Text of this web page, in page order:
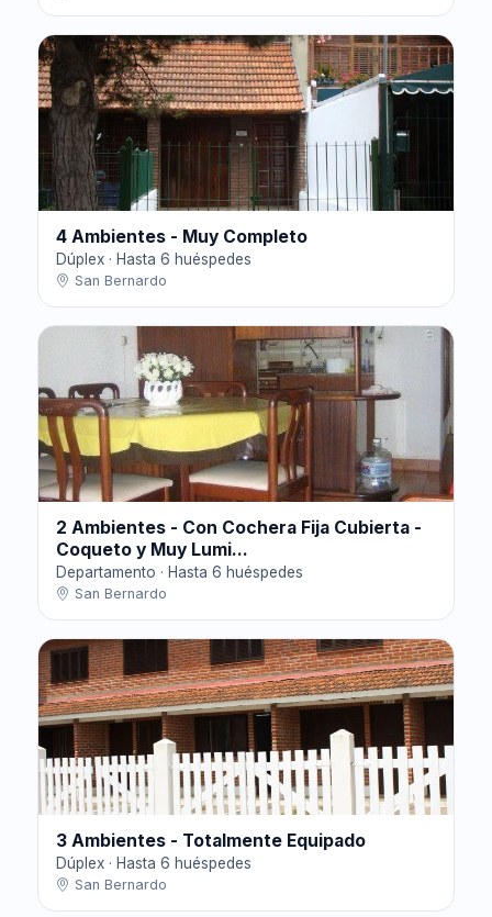
4 Ambientes - Muy Completo
Dúplex · Hasta 6 huéspedes
San Bernardo
2 Ambientes - Con Cochera Fija Cubierta -
Coqueto y Muy Lumi...
Departamento · Hasta 6 huéspedes
San Bernardo
3 Ambientes - Totalmente Equipado
Dúplex · Hasta 6 huéspedes
San Bernardo